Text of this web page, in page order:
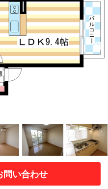
(奈良北部、木津川
(奈良南部)
問い合わせ